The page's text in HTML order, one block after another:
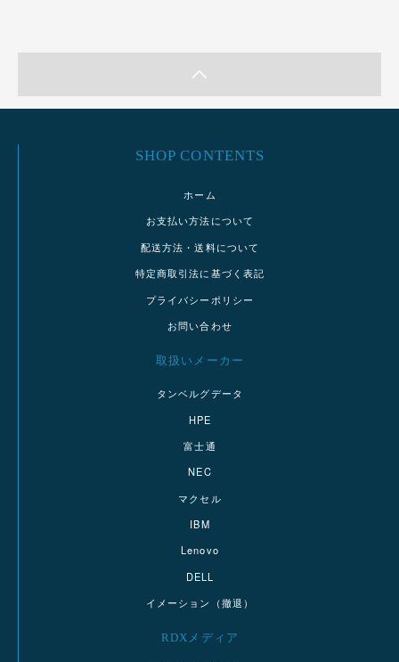
SHOP CONTENTS
ホーム
お支払い方法について
配送方法・送料について
特定商取引法に基づく表記
プライバシーポリシー
お問い合わせ
取扱いメーカー
タンベルグデータ
HPE
富士通
NEC
マクセル
IBM
Lenovo
DELL
イメーション（撤退）
RDXメディア